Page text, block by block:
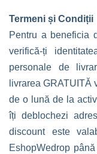
Termeni și Condiții
Pentru a beneficia
verifică-ți
personale de
livrarea GRATUITĂ
de o lună de la
îți deblochezi
discount este
EshopWedrop